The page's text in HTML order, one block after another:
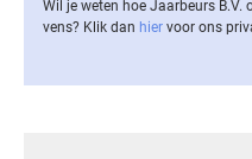
Wil je weten hoe Jaarbeurs
vens? Klik dan hier voor ons